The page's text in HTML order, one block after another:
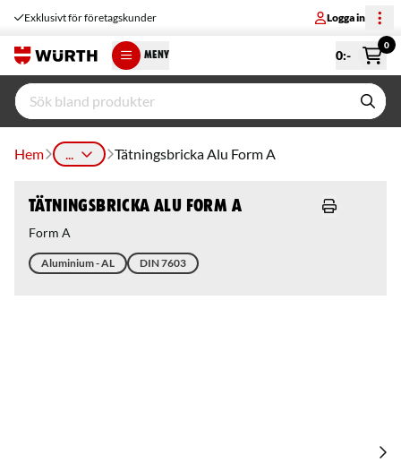
Exklusivt för företagskunder Logga in
MENY 0:-
0
Hem ... Tätningsbricka Alu Form A
Tätningsbricka Alu Form A
Form A
Aluminium - AL DIN 7603